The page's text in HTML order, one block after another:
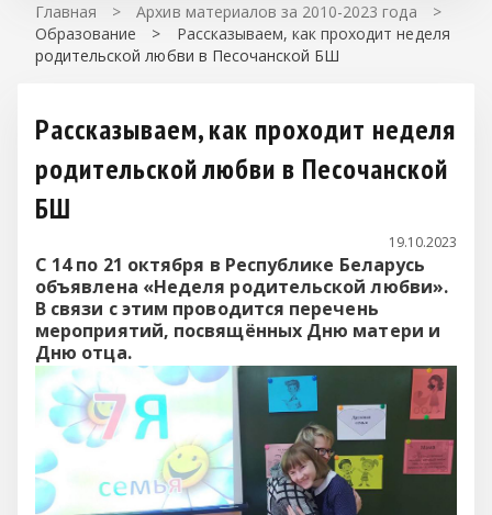
Главная > Архив материалов за 2010-2023 года
>
Образование
>
Рассказываем, как проходит неделя
родительской любви в Песочанской БШ
Рассказываем, как проходит неделя
родительской любви в Песочанской
БШ
19.10.2023
С 14 по 21 октября в Республике Беларусь
объявлена «Неделя родительской любви».
В связи с этим проводится перечень
мероприятий, посвящённых Дню матери и
Дню отца.